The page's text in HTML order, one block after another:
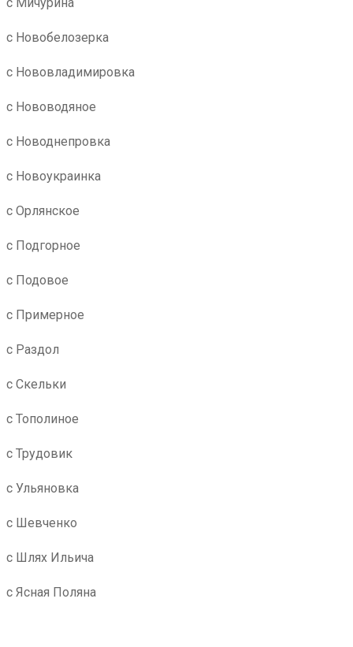
с Новобелозерка
с Нововладимировка
с Нововодяное
с Новоднепровка
с Новоукраинка
с Орлянское
с Подгорное
с Подовое
с Примерное
с Раздол
с Скельки
с Тополиное
с Трудовик
с Ульяновка
с Шевченко
с Шлях Ильича
с Ясная Поляна